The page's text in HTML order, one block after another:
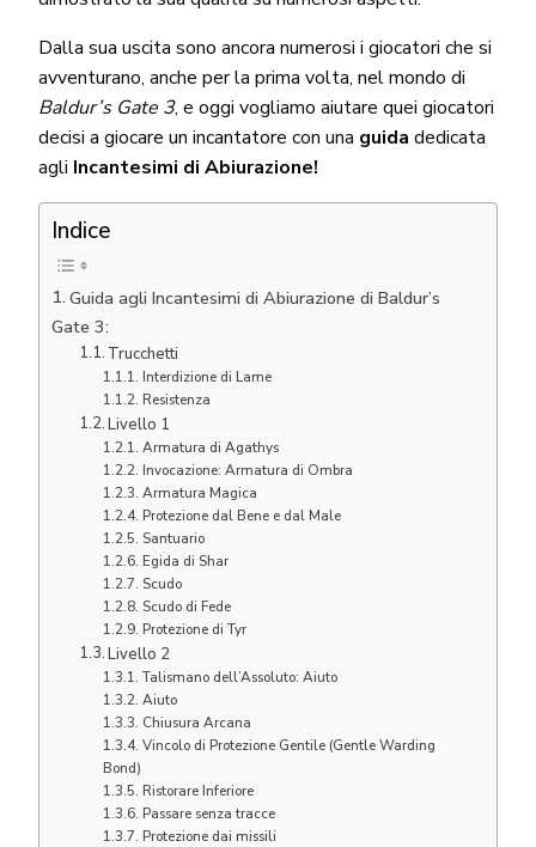
Dalla sua uscita sono ancora numerosi i giocatori che si
avventurano, anche per la prima volta, nel mondo di
Baldur’s Gate 3, e oggi vogliamo aiutare quei giocatori
decisi a giocare un incantatore con una guida dedicata
agli Incantesimi di Abiurazione!
Indice
Guida agli Incantesimi di Abiurazione di Baldur’s
Gate 3:
Trucchetti
Interdizione di Lame
Resistenza
Livello 1
Armatura di Agathys
Invocazione: Armatura di Ombra
Armatura Magica
Protezione dal Bene e dal Male
Santuario
Egida di Shar
Scudo
Scudo di Fede
Protezione di Tyr
Livello 2
Talismano dell’Assoluto: Aiuto
Aiuto
Chiusura Arcana
Vincolo di Protezione Gentile (Gentle Warding
Bond)
Ristorare Inferiore
Passare senza tracce
Protezione dai missili